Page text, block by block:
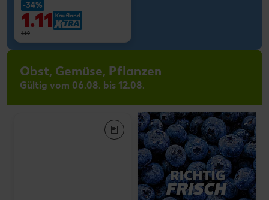
-34%
1.11
1.69
Obst, Gemüse, Pflanzen
Gültig vom 06.08. bis 12.08.